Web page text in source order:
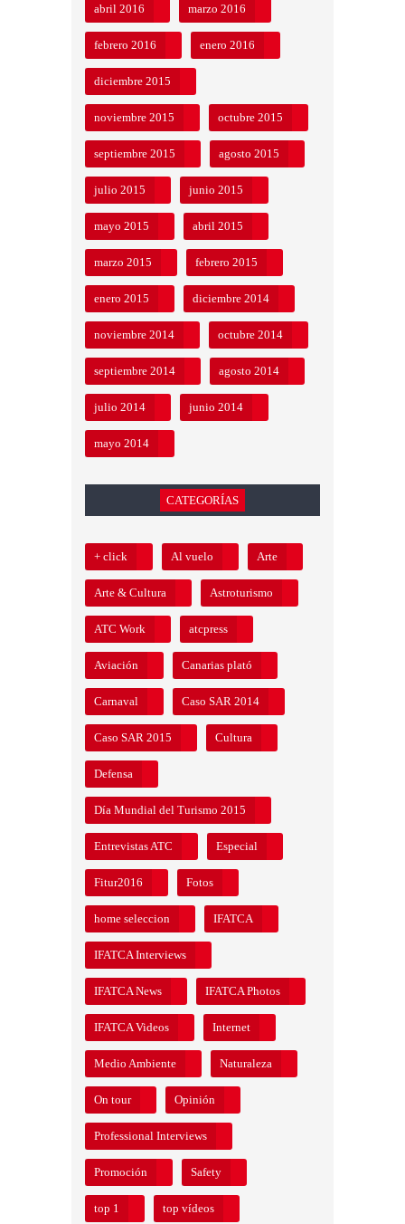
abril 2016 marzo 2016
febrero 2016 enero 2016
diciembre 2015
noviembre 2015 octubre 2015
septiembre 2015 agosto 2015
julio 2015 junio 2015
mayo 2015 abril 2015
marzo 2015 febrero 2015
enero 2015 diciembre 2014
noviembre 2014 octubre 2014
septiembre 2014 agosto 2014
julio 2014 junio 2014
mayo 2014
CATEGORÍAS
+ click Al vuelo Arte
Arte & Cultura Astroturismo
ATC Work atcpress
Aviación Canarias plató
Carnaval Caso SAR 2014
Caso SAR 2015 Cultura
Defensa
Día Mundial del Turismo 2015
Entrevistas ATC Especial
Fitur2016 Fotos
home seleccion IFATCA
IFATCA Interviews
IFATCA News IFATCA Photos
IFATCA Videos Internet
Medio Ambiente Naturaleza
On tour Opinión
Professional Interviews
Promoción Safety
top 1 top vídeos